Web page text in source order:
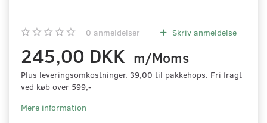
0 anmeldelser Skriv anmeldelse
245,00 DKK m/Moms
Plus leveringsomkostninger. 39,00 til pakkehops. Fri fragt
ved køb over 599,-
Mere information